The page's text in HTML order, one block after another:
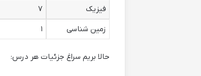
فیزیک
۷
زمین شناسی
۱
حالا بریم سراغ جزئیات هر درس: